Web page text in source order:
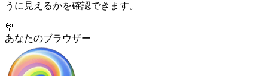
うに見えるかを確認できます。
🍭
あなたのブラウザー